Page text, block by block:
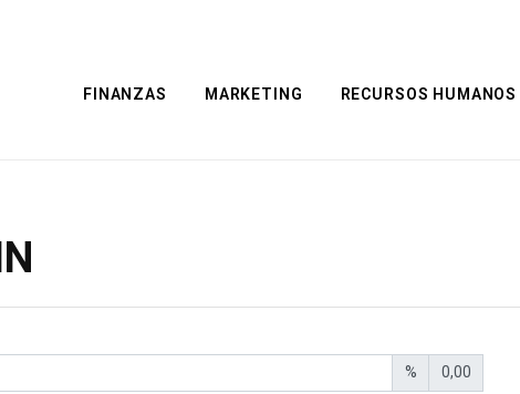
FINANZAS MARKETING RECURSOS HUMANOS
% 0,00